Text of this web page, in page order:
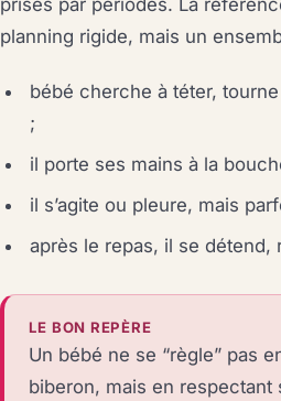
prises par périodes. La
planning rigide, mais un
bébé cherche à téter,
;
il porte ses mains à la
il s’agite ou pleure, mais
après le repas, il se détend,
LE BON REPÈRE
Un bébé ne se “règle” pas
biberon, mais en respectant